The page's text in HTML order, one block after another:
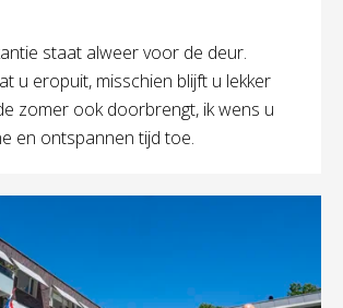
staat alweer voor de deur.
u eropuit, misschien blijft u lekker
zomer ook doorbrengt, ik wens u
en ontspannen tijd toe.